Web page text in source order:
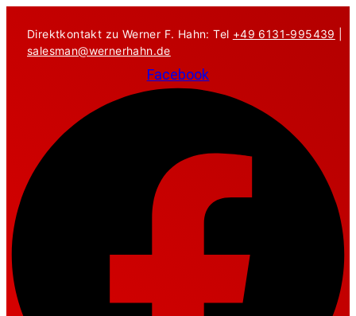
Inhalt
springen
Direktkontakt zu Werner F. Hahn: Tel +49 6131-995439
salesman@wernerhahn.de
Facebook